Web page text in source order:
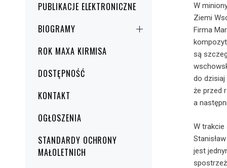
PUBLIKACJE ELEKTRONICZNE
BIOGRAMY
ROK MAXA KIRMISA
DOSTĘPNOŚĆ
KONTAKT
OGŁOSZENIA
STANDARDY OCHRONY
MAŁOLETNICH
W
Ziemi
Firma
są
do dzisiaj
że przed
a
W
jest